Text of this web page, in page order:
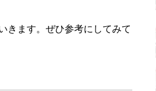
きます。ぜひ参考にしてみて